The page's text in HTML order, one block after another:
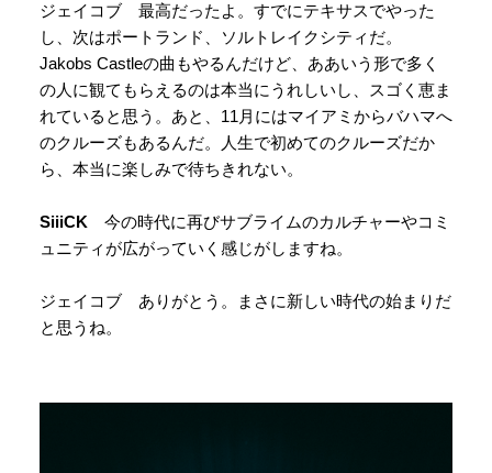
ジェイコブ 最高だったよ。すでにテキサスでやった
し、次はポートランド、ソルトレイクシティだ。
Jakobs Castleの曲もやるんだけど、ああいう形で多く
の人に観てもらえるのは本当にうれしいし、スゴく恵ま
れていると思う。あと、11月にはマイアミからバハマへ
のクルーズもあるんだ。人生で初めてのクルーズだか
ら、本当に楽しみで待ちきれない。
SiiiCK 今の時代に再びサブライムのカルチャーやコミ
ュニティが広がっていく感じがしますね。
ジェイコブ ありがとう。まさに新しい時代の始まりだ
と思うね。